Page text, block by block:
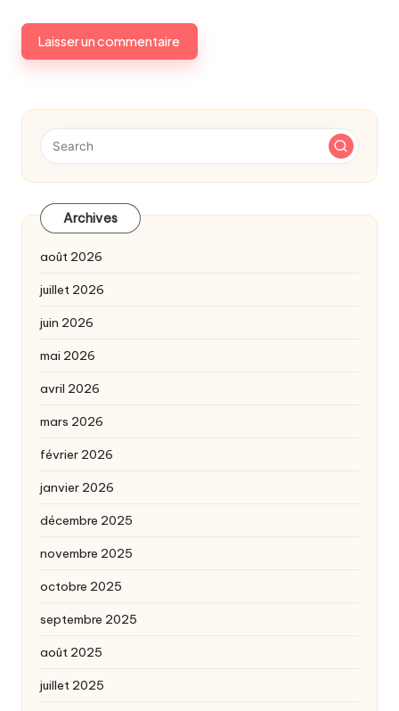
Archives
août 2026
juillet 2026
juin 2026
mai 2026
avril 2026
mars 2026
février 2026
janvier 2026
décembre 2025
novembre 2025
octobre 2025
septembre 2025
août 2025
juillet 2025